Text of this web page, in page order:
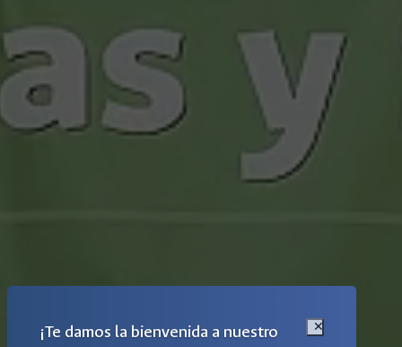
¡Te damos la bienvenida a nuestro